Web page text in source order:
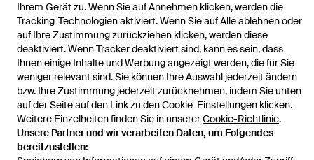
Ihrem Gerät zu. Wenn Sie auf Annehmen klicken, werden die
Tracking-Technologien aktiviert. Wenn Sie auf Alle ablehnen oder
auf Ihre Zustimmung zurückziehen klicken, werden diese
deaktiviert. Wenn Tracker deaktiviert sind, kann es sein, dass
Ihnen einige Inhalte und Werbung angezeigt werden, die für Sie
weniger relevant sind. Sie können Ihre Auswahl jederzeit ändern
bzw. Ihre Zustimmung jederzeit zurücknehmen, indem Sie unten
auf der Seite auf den Link zu den Cookie-Einstellungen klicken.
Weitere Einzelheiten finden Sie in unsererCookie-Richtlinie.
Unsere Partner und wir verarbeiten Daten, um Folgendes
bereitzustellen:
Hilfe und Informationen